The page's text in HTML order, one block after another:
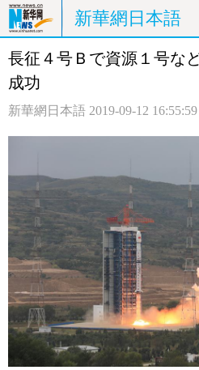
新華網日本語
ホームページ 政治
中日対訳
長征４号Ｂで資源１号な
成功
新華網日本語 2019-09-12 16:55:59